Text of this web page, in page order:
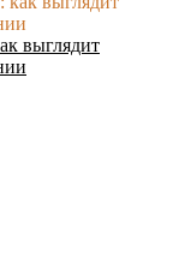
выглядит